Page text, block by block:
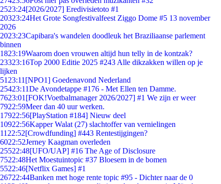
2523:24[2026/2027] Eredivisietoto #1
20323:24Het Grote Songfestivalfeest Ziggo Dome #5 13 november
2026
2023:23Capibara's wandelen doodleuk het Braziliaanse parlement
binnen
1823:19Waarom doen vrouwen altijd hun telly in de kontzak?
23323:16Top 2000 Editie 2025 #243 Alle dikzakken willen op je
lijken
51 23:11 [NPO1] Goedenavond Nederland
25423:11De Avondetappe #176 - Met Ellen ten Damme.
7623:01 [FOK!Voetbalmanager 2026/2027] #1 We zijn er weer
7922:59Meer dan 40 uur werken.
17922:56[PlayStation #184] Nieuw deel
10922:56Kapper Walat (27) slachtoffer van vernielingen
11 22:52[Crowdfunding] #443 Rentestijgingen?
6022:52Jerney Kaagman overleden
25522:48[UFO/UAP] #16 The Age of Disclosure
7522:48Het Moestuintopic #37 Bloesem in de bomen
5522:46[Netflix Games] #1
26722:44Banken met hoge rente topic #95 - Dichter naar de 0